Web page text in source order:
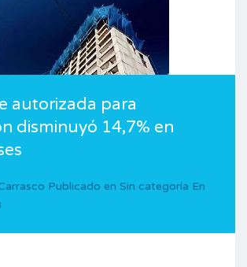
autorizada para
disminuyó 14,7% en
Publicado en Sin categoría En